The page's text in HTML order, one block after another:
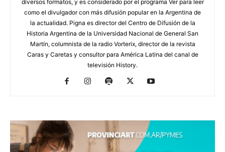
diversos formatos, y es considerado por el programa Ver para leer
como el divulgador con más difusión popular en la Argentina de
la actualidad. Pigna es director del Centro de Difusión de la
Historia Argentina de la Universidad Nacional de General San
Martín, columnista de la radio Vorterix, director de la revista
Caras y Caretas y consultor para América Latina del canal de
televisión History.